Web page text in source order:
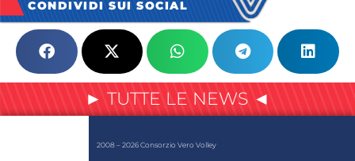
CONDIVIDI SUI SOCIAL
► TUTTE LE NEWS ◄
2008 – 2026 Consorzio Vero Volley